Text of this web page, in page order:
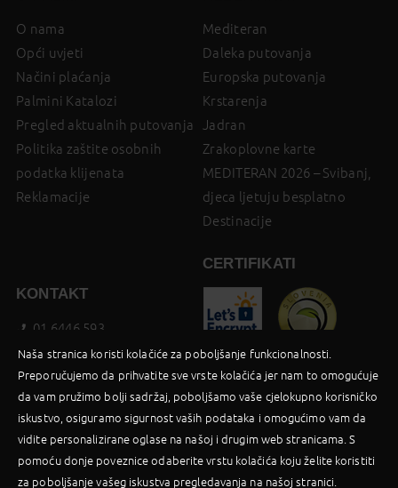
O nama
Opći uvjeti
Načini plaćanja
Palmini Katalozi
Pregled aktualnih putovanja
Politika zaštite osobnih
podatka klijenata
Reklamacije
KONTAKT
01 6446 593
booking@palma-travel.hr
Poslovnica
Facebook
B2B Login
Mediteran
Daleka putovanja
Europska putovanja
Krstarenja
Jadran
Zrakoplovne karte
MEDITERAN 2026 – Svibanj,
djeca ljetuju besplatno
Destinacije
CERTIFIKATI
Naša stranica koristi kolačiće za poboljšanje funkcionalnosti.
Preporučujemo da prihvatite sve vrste kolačića jer nam to omogućuje
da vam pružimo bolji sadržaj, poboljšamo vaše cjelokupno korisničko
iskustvo, osiguramo sigurnost vaših podataka i omogućimo vam da
vidite personalizirane oglase na našoj i drugim web stranicama. S
pomoću donje poveznice odaberite vrstu kolačića koju želite koristiti
za poboljšanje vašeg iskustva pregledavanja na našoj stranici.